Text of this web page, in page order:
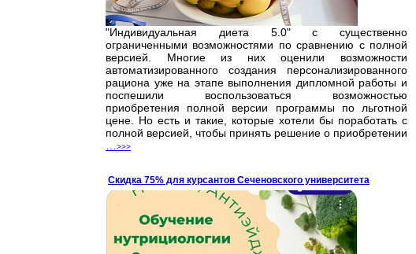
"Индивидуальная диета 5.0" с существенно
ограниченными возможностями по сравнению с полной
версией. Многие из них оценили возможности
автоматизированного создания персонализированного
рациона уже на этапе выполнения дипломной работы и
поспешили воспользоваться возможностью
приобретения полной версии программы по льготной
цене. Но есть и такие, которые хотели бы поработать с
полной версией, чтобы принять решение о приобретении
>>>
Cкидка 75% для курсантов Сеченовского университета